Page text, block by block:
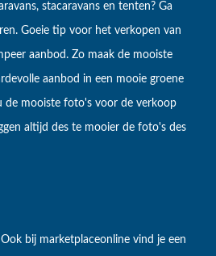
stacaravans en tenten? Ga
Goeie tip voor het verkopen van
aanbod. Zo maak de mooiste
aanbod in een mooie groene
de mooiste foto's voor de verkoop
altijd des te mooier de foto's des
bij marketplaceonline vind je een